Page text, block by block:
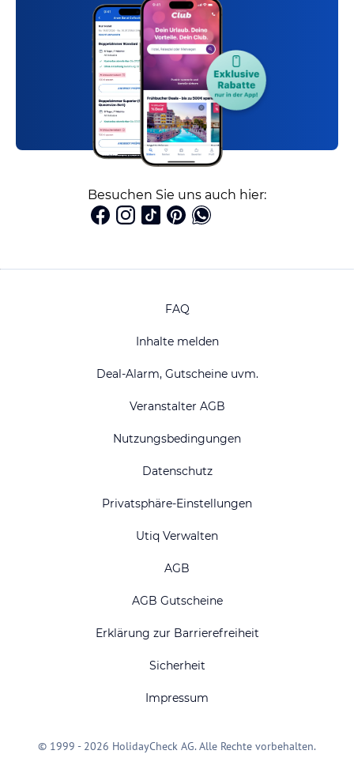
Besuchen Sie uns auch hier:
FAQ
Inhalte melden
Deal-Alarm, Gutscheine uvm.
Veranstalter AGB
Nutzungsbedingungen
Datenschutz
Privatsphäre-Einstellungen
Utiq Verwalten
AGB
AGB Gutscheine
Erklärung zur Barrierefreiheit
Sicherheit
Impressum
© 1999 - 2026 HolidayCheck AG. Alle Rechte vorbehalten.